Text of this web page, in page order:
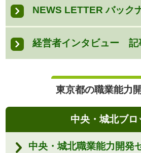
NEWS LETTER バック
経営者インタビュー 記
東京都の職業能力
中央・城北ブロ
中央・城北職業能力開発